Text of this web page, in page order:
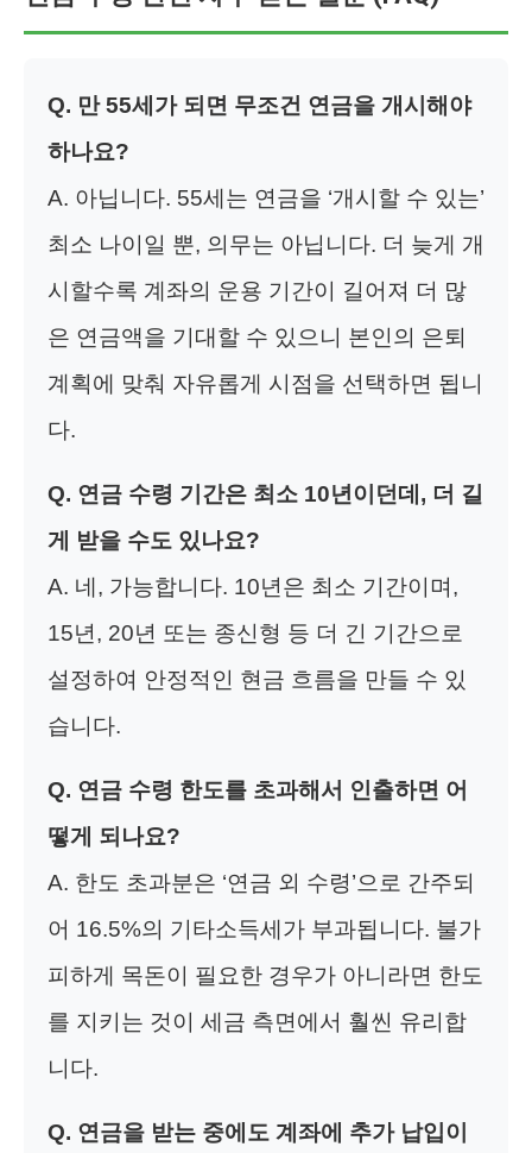
Q. 만 55세가 되면 무조건 연금을 개시해야
하나요?
A. 아닙니다. 55세는 연금을 ‘개시할 수 있는’
최소 나이일 뿐, 의무는 아닙니다. 더 늦게 개
시할수록 계좌의 운용 기간이 길어져 더 많
은 연금액을 기대할 수 있으니 본인의 은퇴
계획에 맞춰 자유롭게 시점을 선택하면 됩니
다.
Q. 연금 수령 기간은 최소 10년이던데, 더 길
게 받을 수도 있나요?
A. 네, 가능합니다. 10년은 최소 기간이며,
15년, 20년 또는 종신형 등 더 긴 기간으로
설정하여 안정적인 현금 흐름을 만들 수 있
습니다.
Q. 연금 수령 한도를 초과해서 인출하면 어
떻게 되나요?
A. 한도 초과분은 ‘연금 외 수령’으로 간주되
어 16.5%의 기타소득세가 부과됩니다. 불가
피하게 목돈이 필요한 경우가 아니라면 한도
를 지키는 것이 세금 측면에서 훨씬 유리합
니다.
Q. 연금을 받는 중에도 계좌에 추가 납입이